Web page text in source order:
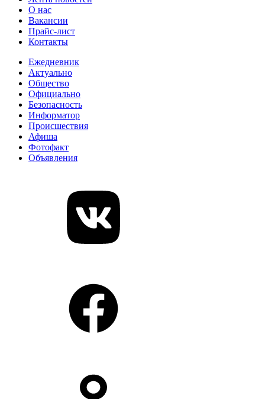
О нас
Вакансии
Прайс-лист
Контакты
Ежедневник
Актуально
Общество
Официально
Безопасность
Информатор
Происшествия
Афиша
Фотофакт
Объявления